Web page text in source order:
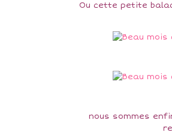
Ou cette petite
nous sommes